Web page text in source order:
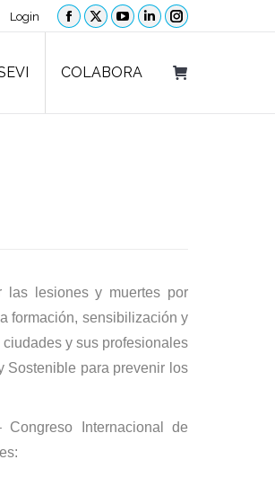
Login
Facebook
opens
new
X
opens
new
YouTube
opens
new
Linkedin
opens
new
Instagram
opens
new
COLABORA
las lesiones y muertes por
formación, sensibilización y
y sus profesionales
Sostenible para prevenir los
Congreso Internacional de
COLABORA